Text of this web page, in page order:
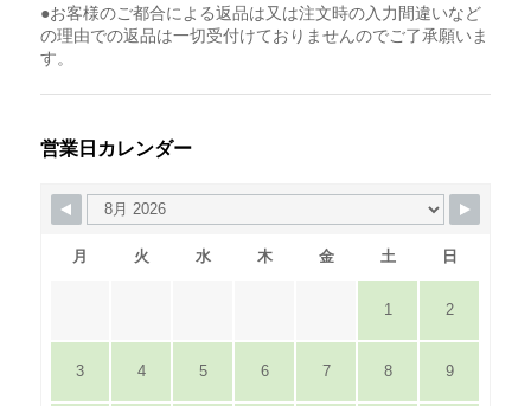
●お客様のご都合による返品は又は注文時の入力間違いなど
の理由での返品は一切受付けておりませんのでご了承願いま
す。
営業日カレンダー
月 火 水 木 金 土 日
1 2
3 4 5 6 7 8 9